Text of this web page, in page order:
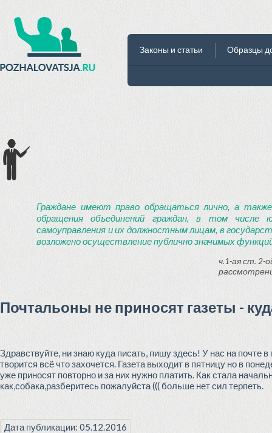
Законы и статьи Образцы
Граждане имеют право обращаться лично, а
обращения объединений граждан, в том числе
самоуправления и их должностным лицам, в
возложено осуществление публично значимых
ч.1-ая ст. 2-
Почтальоны не приносят газеты -
Здравствуйте, ни знаю куда писать, пишу здесь! У нас на почте
творится всё что захочется. Газета выходит в пятницу но в
уже приносят повторно и за них нужно платить. Как стала
как,собака,разберитесь пожалуйста ((( больше нет сил терпеть.
Дата публикации: 05.12.2016